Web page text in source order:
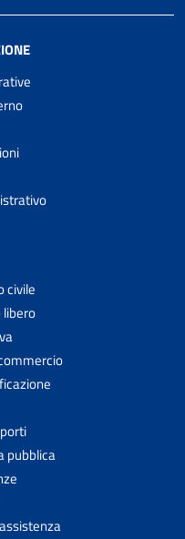
civile
pubblica